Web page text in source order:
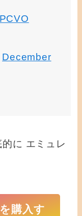
December
に エミュレ
購入す